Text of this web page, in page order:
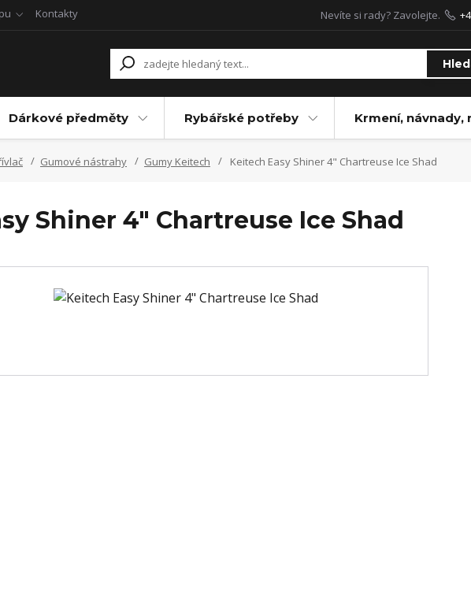
Kontakty Nevíte si rady? Zavolejte.
Dárkové předměty Rybářské potřeby Krmení, návnady,
Gumové nástrahy Gumy Keitech Keitech Easy Shiner 4" Chartreuse Ice Shad
Shiner 4" Chartreuse Ice Shad